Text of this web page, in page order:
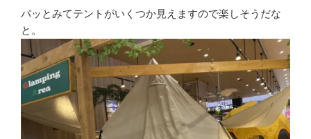
パッとみてテントがいくつか見えますので楽しそうだな
と。